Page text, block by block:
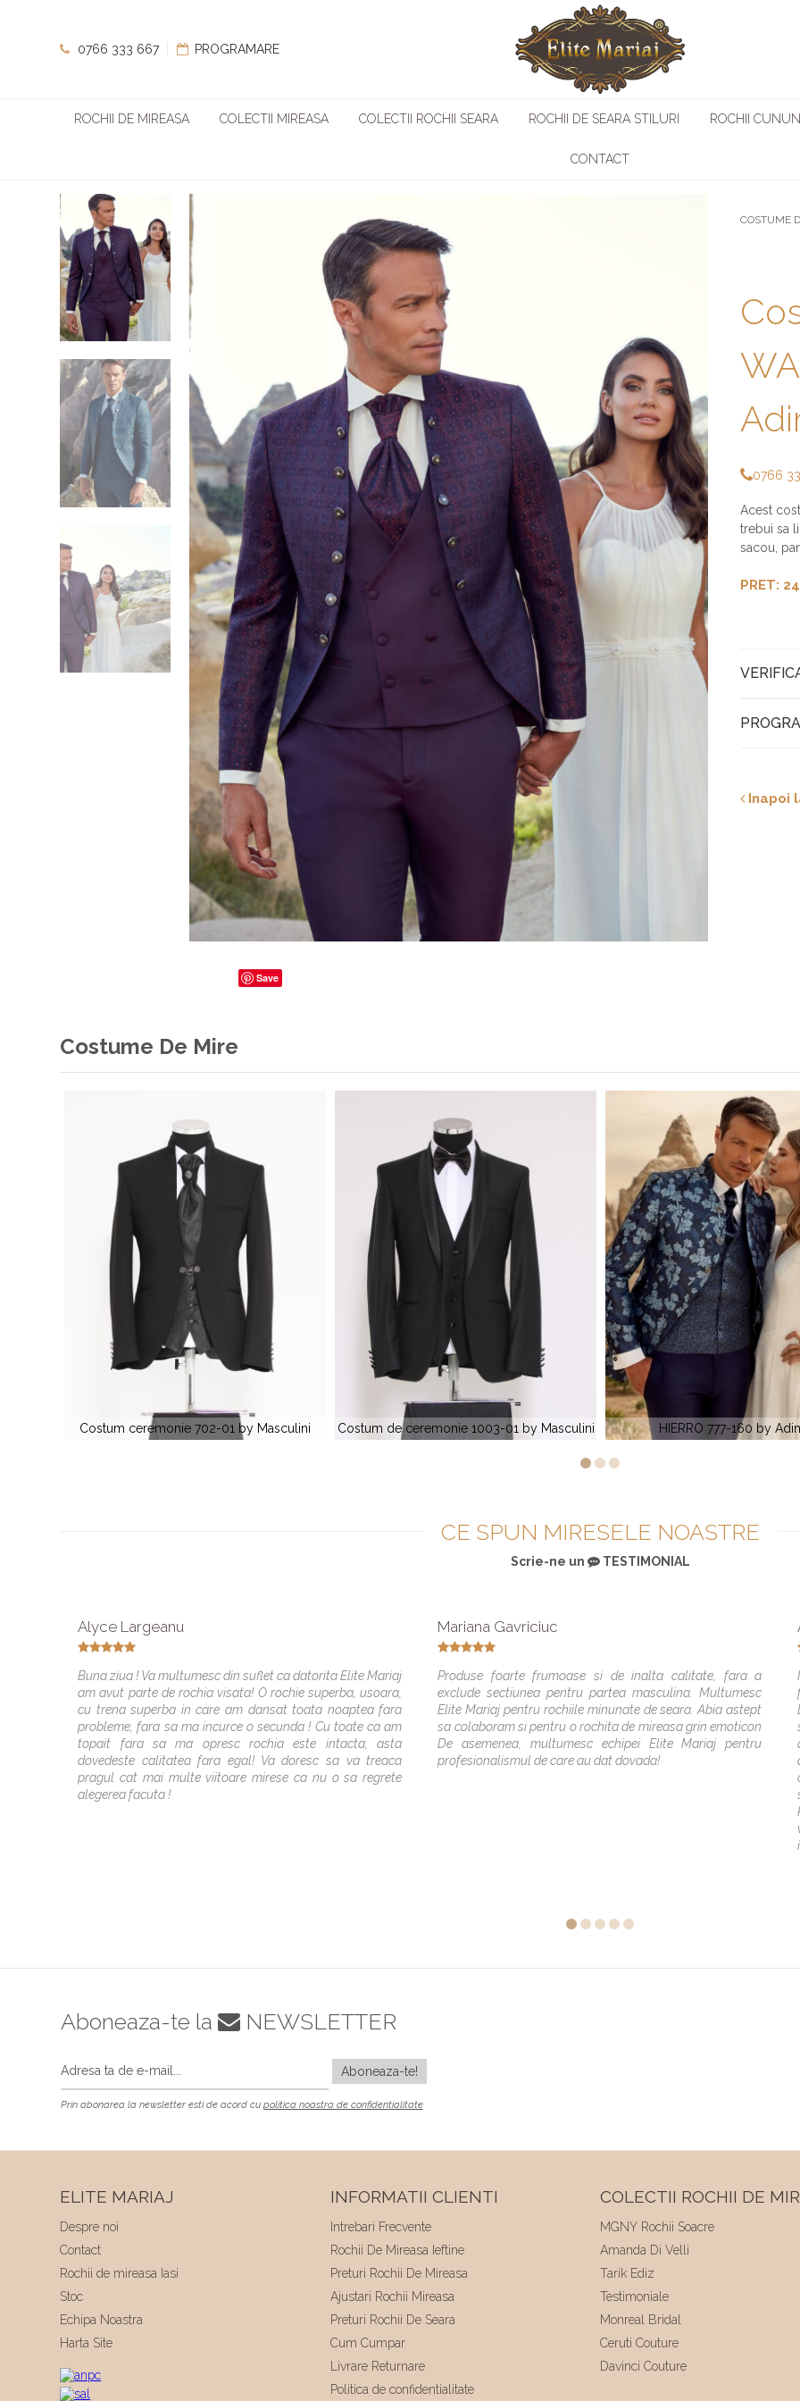
0766 333 667 PROGRAMARE
ROCHII DE MIREASA COLECTII MIREASA COLECTII ROCHII SEARA ROCHII DE SEARA STILURI ROCHII
CONTACT
COSTUME
0766
Acest
trebui sa
sacou,
PRET:
Inapoi
Save
Costume De Mire
Costum de ceremonie 1003-01 by Masculini HIERRO 777-160 by Adimo MAGOSA 735-210 by
CE SPUN MIRESELE NOASTRE
Scrie-ne un TESTIMONIAL
Alyce Largeanu
Buna ziua ! Va multumesc din suflet ca datorita Elite Mariaj
am avut parte de rochia visata! O rochie superba, usoara,
cu trena superba in care am dansat toata noaptea fara
probleme, fara sa ma incurce o secunda ! Cu toate ca am
topait fara sa ma opresc rochia este intacta, asta
dovedeste calitatea fara egal! Va doresc sa va treaca
pragul cat mai multe viitoare mirese ca nu o sa regrete
alegerea facuta !
Mariana Gavriciuc
Produse foarte frumoase si de inalta calitate, fara a
exclude sectiunea pentru partea masculina. Multumesc
Elite Mariaj pentru rochiile minunate de seara. Abia astept
sa colaboram si pentru o rochita de mireasa grin emoticon
De asemenea, multumesc echipei Elite Mariaj pentru
profesionalismul de care au dat dovada!
Aboneaza-te la NEWSLETTER
Prin abonarea la newsletter esti de acord cu politica noastra de confidentialitate
ELITE MARIAJ
Despre noi
Contact
Rochii de mireasa Iasi
Stoc
Echipa Noastra
Harta Site
INFORMATII CLIENTI
Intrebari Frecvente
Rochii De Mireasa Ieftine
Preturi Rochii De Mireasa
Ajustari Rochii Mireasa
Preturi Rochii De Seara
Cum Cumpar
Livrare Returnare
Politica de confidentialitate
COLECTII ROCHII DE
MGNY Rochii Soacre
Amanda Di Velli
Tarik Ediz
Testimoniale
Monreal Bridal
Ceruti Couture
Davinci Couture